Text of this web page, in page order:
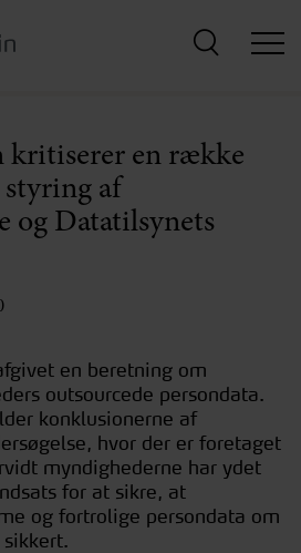
kritiserer en række
af
og Datatilsynets
en beretning om
outsourcede persondata.
konklusionerne af
hvor der er foretaget
myndighederne har ydet
for at sikre, at
og fortrolige persondata om